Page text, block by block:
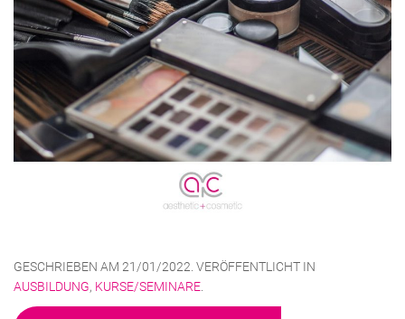
GESCHRIEBEN AM 21/01/2022 . VERÖFFENTLICHT IN
AUSBILDUNG, KURSE/SEMINARE